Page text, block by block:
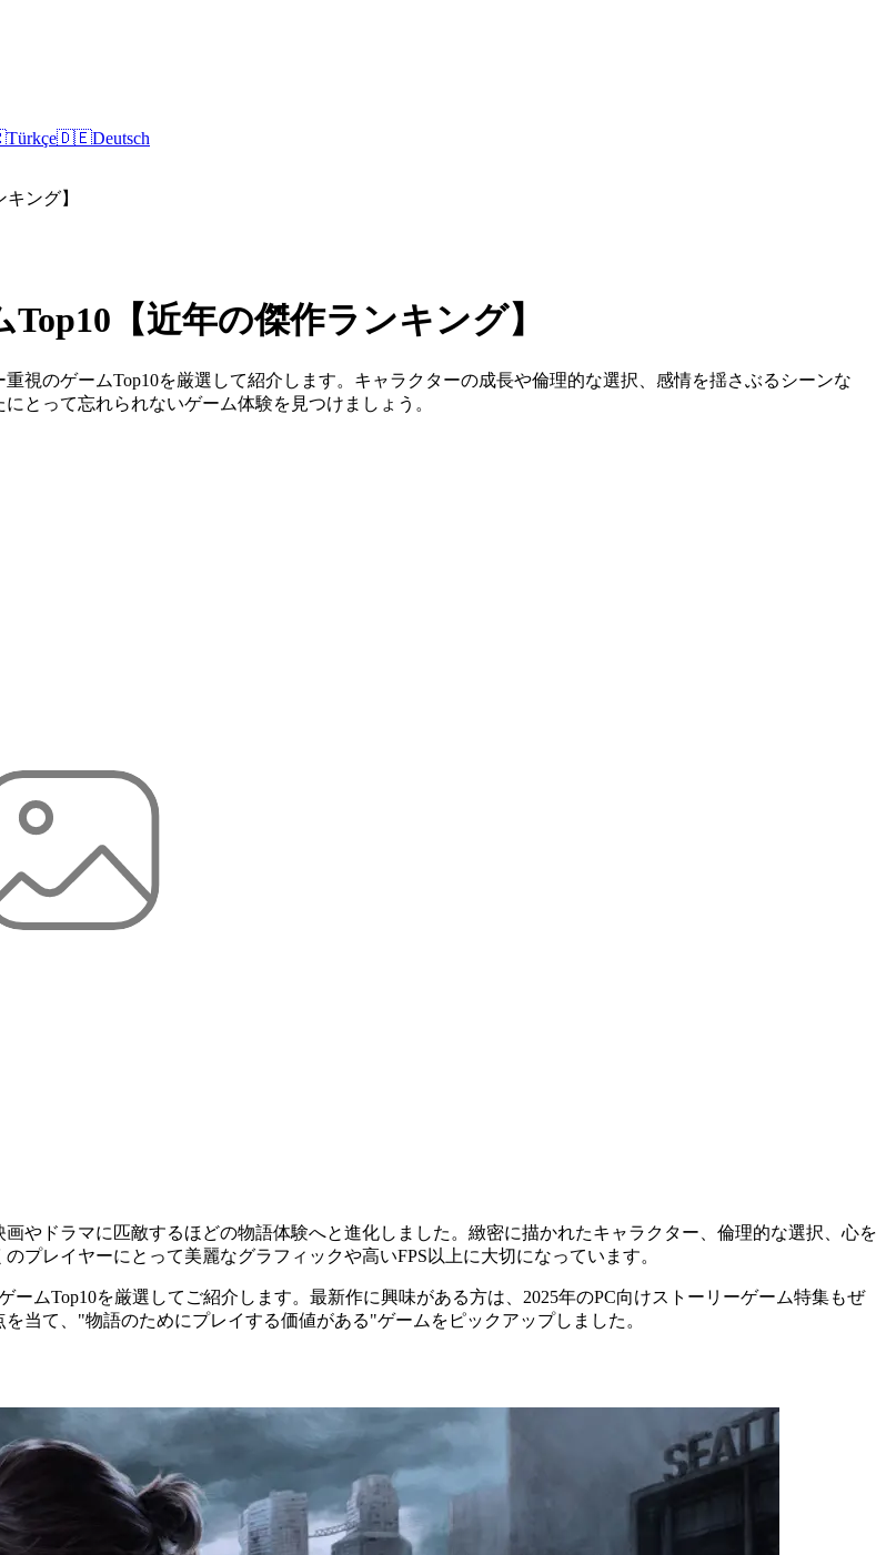
Türkçe🇩🇪Deutsch
ング】
【近年の傑作ランキング】
視のゲームTop10を厳選して紹介します。キャラクターの成長や倫理的な選択、感情を揺さぶるシーンな
とって忘れられないゲーム体験を見つけましょう。
やドラマに匹敵するほどの物語体験へと進化しました。緻密に描かれたキャラクター、倫理的な選択、心を
レイヤーにとって美麗なグラフィックや高いFPS以上に大切になっています。
ムTop10を厳選してご紹介します。最新作に興味がある方は、2025年のPC向けストーリーゲーム特集もぜ
当て、"物語のためにプレイする価値がある"ゲームをピックアップしました。